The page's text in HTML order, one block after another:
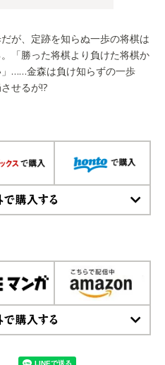
が、定跡を知らぬ一歩の将棋は
「勝った将棋より負けた将棋か
……金森は負け知らずの一歩
せるが!?